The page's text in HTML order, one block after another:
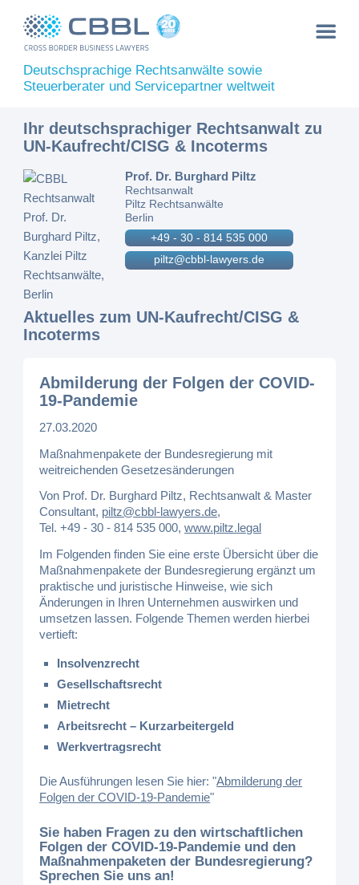
Deutschsprachige Rechtsanwälte sowie
Steuerberater und Servicepartner weltweit
Ihr deutschsprachiger Rechtsanwalt zu
UN-Kaufrecht/CISG & Incoterms
Prof. Dr. Burghard Piltz
Rechtsanwalt
Piltz Rechtsanwälte
Berlin
+49 - 30 - 814 535 000
piltz@cbbl-lawyers.de
Aktuelles zum UN-Kaufrecht/CISG &
Incoterms
Abmilderung der Folgen der COVID-
19-Pandemie
27.03.2020
Maßnahmenpakete der Bundesregierung mit
weitreichenden Gesetzesänderungen
Von Prof. Dr. Burghard Piltz, Rechtsanwalt & Master
Consultant, piltz@cbbl-lawyers.de,
Tel. +49 - 30 - 814 535 000,www.piltz.legal
Im Folgenden finden Sie eine erste Übersicht über die
Maßnahmenpakete der Bundesregierung ergänzt um
praktische und juristische Hinweise, wie sich
Änderungen in Ihren Unternehmen auswirken und
umsetzen lassen. Folgende Themen werden hierbei
vertieft:
Insolvenzrecht
Gesellschaftsrecht
Mietrecht
Arbeitsrecht – Kurzarbeitergeld
Werkvertragsrecht
Die Ausführungen lesen Sie hier: "Abmilderung der
Folgen der COVID-19-Pandemie"
Sie haben Fragen zu den wirtschaftlichen
Folgen der COVID-19-Pandemie und den
Maßnahmenpaketen der Bundesregierung?
Sprechen Sie uns an!